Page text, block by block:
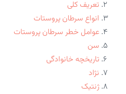
تعریف کلی
انواع سرطان پروستات
عوامل خطر سرطان پروستات
سن
تاریخچه خانوادگی
نژاد
ژنتیک